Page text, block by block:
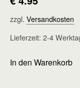
zzgl. Versandkosten
Lieferzeit: 2-4
In den Warenkorb